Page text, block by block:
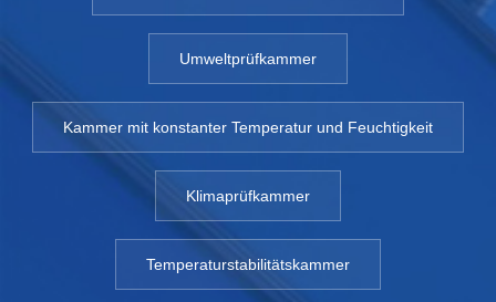
Umweltprüfkammer
Kammer mit konstanter Temperatur und Feuchtigkeit
Klimaprüfkammer
Temperaturstabilitätskammer